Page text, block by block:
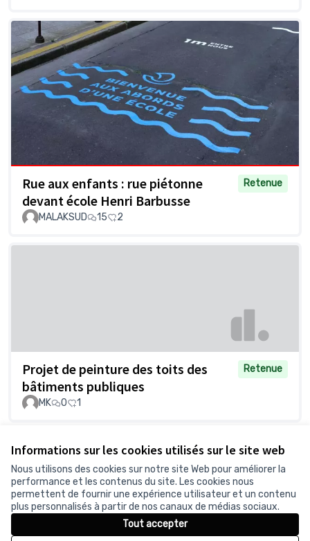
Informations sur les cookies utilisés sur le site web
Nous utilisons des cookies sur notre site Web pour améliorer la
performance et les contenus du site. Les cookies nous
permettent de fournir une expérience utilisateur et un contenu
plus personnalisés à partir de nos canaux de médias sociaux.
Tout accepter
Rue aux enfants : rue piétonne
devant école Henri Barbusse
Retenue
MALAKSUD 15 2
Projet de peinture des toits des
bâtiments publiques
Retenue
MK 0 1
Voir toutes les propositions retirées
Conditions d'utilisation
Paramètres des cookies